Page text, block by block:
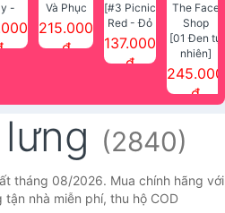
-
Bột
Và Phục
Hồi Tóc
Essential
215.000
đ
[#3 Picnic
Red - Đỏ
cam] Son
Face
Shop
137.000
đ
[01 Đen tự
nhiên]
Mascara
che phủ
nước lâu
trôi Quick
Waterproof
Mascara
The Face
245.000
đ
(2840)
tháng 08/2026. Mua chính hãng với
nhà miễn phí, thu hộ COD